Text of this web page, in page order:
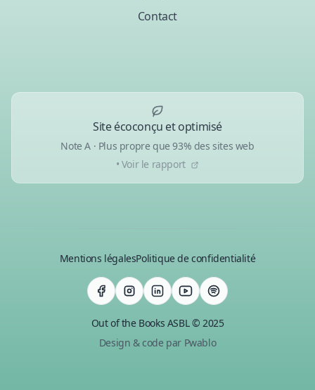
Contact
Site écoconçu et optimisé
Note A · Plus propre que 93% des sites web
• Voir le rapport
Mentions légalesPolitique de confidentialité
Out of the Books ASBL © 2025
Design & code par Pwablo